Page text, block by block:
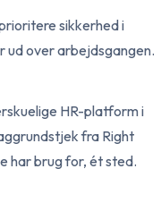
sikkerhed i
ud over arbejdsgangen.
HR-platform i
fra Right
har brug for, ét sted.